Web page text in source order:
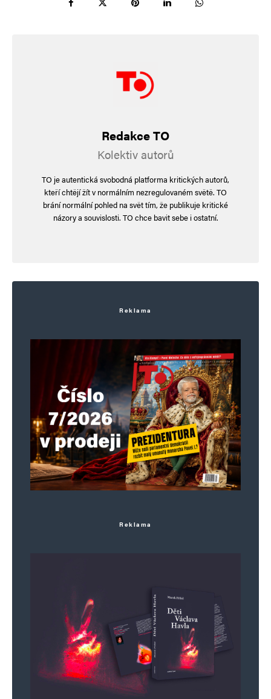
Webová stránka
Uložit do prohlížeče jméno, e-mail a webovou stránku pro budoucí
komentáře.
Redakce TO
Kolektiv autorů
TO je autentická svobodná platforma kritických autorů,
kteří chtějí žít v normálním nezregulovaném světě. TO
brání normální pohled na svět tím, že publikuje kritické
názory a souvislosti. TO chce bavit sebe i ostatní.
Reklama
Reklama